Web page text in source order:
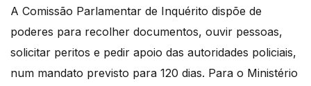
A Comissão Parlamentar de Inquérito dispõe de
poderes para recolher documentos, ouvir pessoas,
solicitar peritos e pedir apoio das autoridades policiais,
num mandato previsto para 120 dias. Para o Ministério